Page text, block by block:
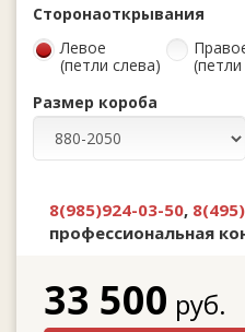
Сторонаоткрывания
Левое
(петли слева)
Размер короба
8(985)924-03-50,
профессиональная
33 500 руб.